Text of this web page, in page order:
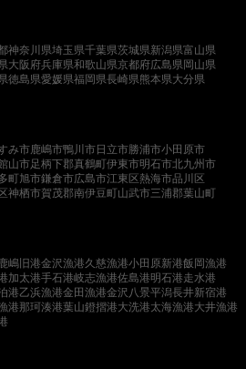
神奈川県埼玉県千葉県茨城県新潟県富山県
大阪府兵庫県和歌山県京都府広島県岡山県
徳島県愛媛県福岡県長崎県熊本県大分県
み市鹿嶋市鴨川市日立市勝浦市小田原市
山市足柄下郡真鶴町伊東市明石市北九州市
町旭市鎌倉市広島市江東区熱海市品川区
神栖市賀茂郡南伊豆町山武市三浦郡葉山町
鹿嶋旧港金沢漁港久慈漁港小田原新港飯岡漁港
加太港手石港岐志漁港佐島港明石港走水港
港乙浜漁港金田漁港金沢八景平潟長井新宿港
港那珂湊港葉山鐙摺港大洗港太海漁港大井漁港